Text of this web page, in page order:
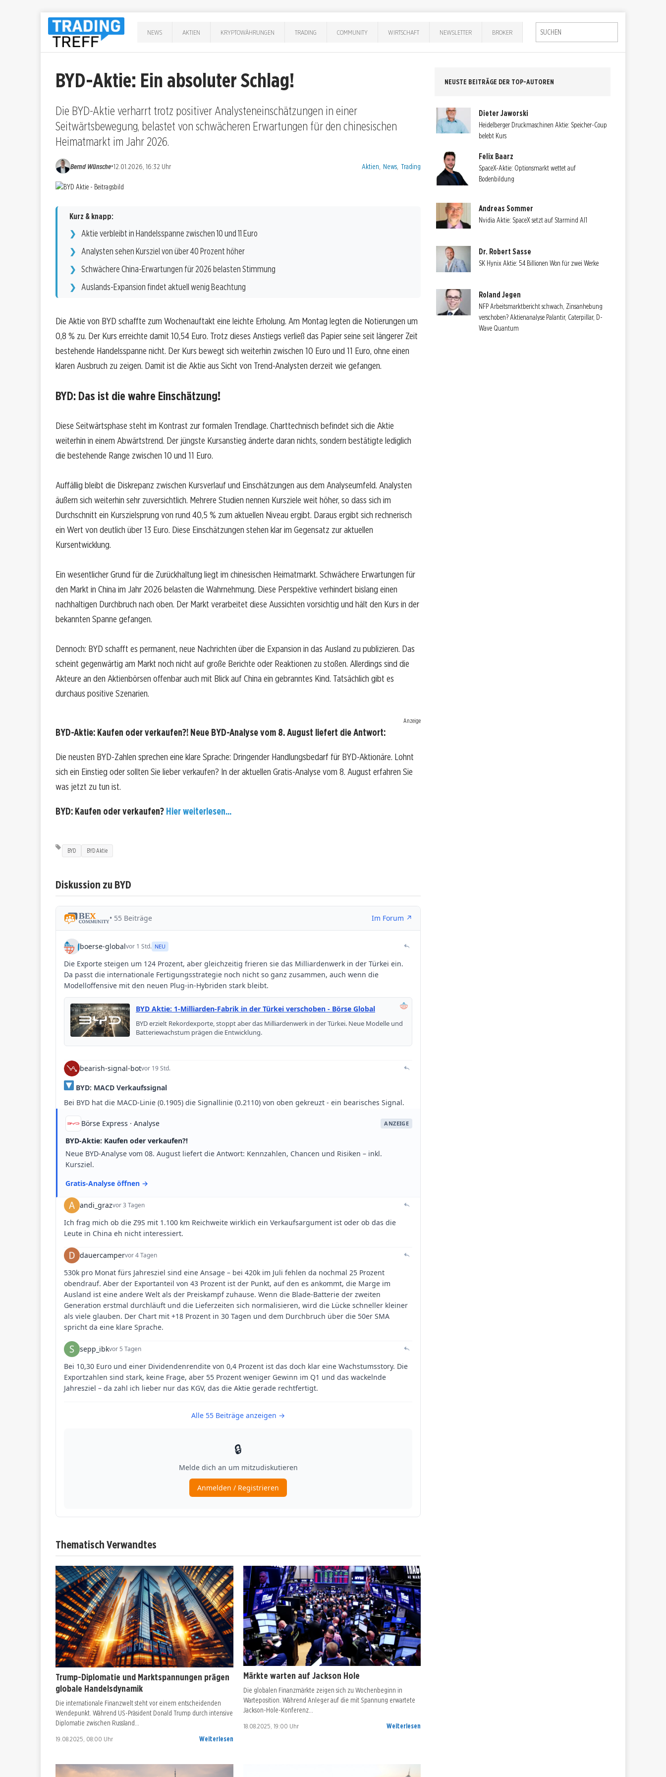
NEWS AKTIEN KRYPTOWÄHRUNGEN TRADING COMMUNITY WIRTSCHAFT NEWSLETTER BROKER
BYD-Aktie: Ein absoluter Schlag!
Die BYD-Aktie verharrt trotz positiver Analysteneinschätzungen in einer
Seitwärtsbewegung, belastet von schwächeren Erwartungen für den chinesischen
Heimatmarkt im Jahr 2026.
Bernd Wünsche•12.01.2026, 16:32 Uhr Kategorien:
Aktien News Trading
Kurz & knapp:
Aktie verbleibt in Handelsspanne zwischen 10 und 11 Euro
Analysten sehen Kursziel von über 40 Prozent höher
Schwächere China-Erwartungen für 2026 belasten Stimmung
Auslands-Expansion findet aktuell wenig Beachtung
Die Aktie von BYD schaffte zum Wochenauftakt eine leichte Erholung. Am Montag legten die Notierungen um
0,8 % zu. Der Kurs erreichte damit 10,54 Euro. Trotz dieses Anstiegs verließ das Papier seine seit längerer Zeit
bestehende Handelsspanne nicht. Der Kurs bewegt sich weiterhin zwischen 10 Euro und 11 Euro, ohne einen
klaren Ausbruch zu zeigen. Damit ist die Aktie aus Sicht von Trend-Analysten derzeit wie gefangen.
BYD: Das ist die wahre Einschätzung!
Diese Seitwärtsphase steht im Kontrast zur formalen Trendlage. Charttechnisch befindet sich die Aktie
weiterhin in einem Abwärtstrend. Der jüngste Kursanstieg änderte daran nichts, sondern bestätigte lediglich
die bestehende Range zwischen 10 und 11 Euro.
Auffällig bleibt die Diskrepanz zwischen Kursverlauf und Einschätzungen aus dem Analyseumfeld. Analysten
äußern sich weiterhin sehr zuversichtlich. Mehrere Studien nennen Kursziele weit höher, so dass sich im
Durchschnitt ein Kurszielsprung von rund 40,5 % zum aktuellen Niveau ergibt. Daraus ergibt sich rechnerisch
ein Wert von deutlich über 13 Euro. Diese Einschätzungen stehen klar im Gegensatz zur aktuellen
Kursentwicklung.
Ein wesentlicher Grund für die Zurückhaltung liegt im chinesischen Heimatmarkt. Schwächere Erwartungen für
den Markt in China im Jahr 2026 belasten die Wahrnehmung. Diese Perspektive verhindert bislang einen
nachhaltigen Durchbruch nach oben. Der Markt verarbeitet diese Aussichten vorsichtig und hält den Kurs in der
bekannten Spanne gefangen.
Dennoch: BYD schafft es permanent, neue Nachrichten über die Expansion in das Ausland zu publizieren. Das
scheint gegenwärtig am Markt noch nicht auf große Berichte oder Reaktionen zu stoßen. Allerdings sind die
Akteure an den Aktienbörsen offenbar auch mit Blick auf China ein gebranntes Kind. Tatsächlich gibt es
durchaus positive Szenarien.
Anzeige
BYD-Aktie: Kaufen oder verkaufen?! Neue BYD-Analyse vom 8. August liefert die Antwort:
Die neusten BYD-Zahlen sprechen eine klare Sprache: Dringender Handlungsbedarf für BYD-Aktionäre. Lohnt
sich ein Einstieg oder sollten Sie lieber verkaufen? In der aktuellen Gratis-Analyse vom 8. August erfahren Sie
was jetzt zu tun ist.
BYD: Kaufen oder verkaufen? Hier weiterlesen...
BYD BYD Aktie
Diskussion zu BYD
Thematisch Verwandtes
Trump-Diplomatie und Marktspannungen prägen
globale Handelsdynamik
Die internationale Finanzwelt steht vor einem entscheidenden
Wendepunkt. Während US-Präsident Donald Trump durch intensive
Diplomatie zwischen Russland…
19.08.2025, 08:00 Uhr Weiterlesen
Märkte warten auf Jackson Hole
Die globalen Finanzmärkte zeigen sich zu Wochenbeginn in
Warteposition. Während Anleger auf die mit Spannung erwartete
Jackson-Hole-Konferenz…
18.08.2025, 19:00 Uhr Weiterlesen
NEUSTE BEITRÄGE DER TOP-AUTOREN
Dieter Jaworski
Heidelberger Druckmaschinen Aktie: Speicher-Coup
belebt Kurs
Felix Baarz
SpaceX-Aktie: Optionsmarkt wettet auf
Bodenbildung
Andreas Sommer
Nvidia Aktie: SpaceX setzt auf Starmind AI1
Dr. Robert Sasse
SK Hynix Aktie: 54 Billionen Won für zwei Werke
Roland Jegen
NFP Arbeitsmarktbericht schwach, Zinsanhebung
verschoben? Aktienanalyse Palantir, Caterpillar, D-
Wave Quantum